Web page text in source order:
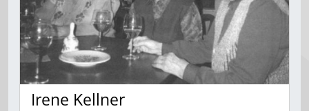
Irene Kellner